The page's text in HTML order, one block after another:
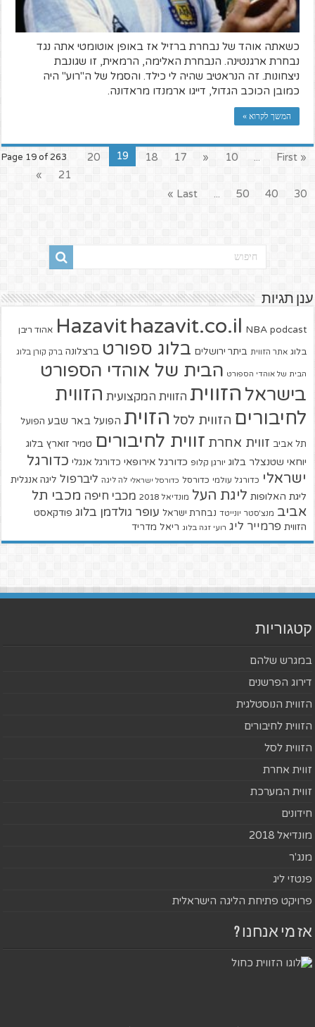
כשאתה אוהד של נבחרת ברזיל אז באופן אוטומטי אתה נגד
נבחרת ארגנטינה. הנבחרת האלימה, הרמאית, זו שגונבת
ניצחונות. זה הנראטיב שהיה לי כילד. והסמל של ה"רוע" היה
כמובן הכוכב הגדול, דייגו ארמנדו מראדונה.
המשך לקרוא »
Page 19 of 263 « First
...
10
«
17
18
19
20
21
»
30
40
50
...
Last »
ענן תגיות
Hazavit hazavit.co.il NBA podcast אהוד ריבן
בלוג אתר הזווית ביתר ירושלים בלוג ספורט ברצלונה ברק קורן בלוג
הבית של אוהדי הספורט הבית של אוהדי הספורט
בישראל הזווית הזווית המקצועית הזווית
לחיבורים הזווית לסל הזוית הפועל באר שבע הפועל
תל אביב זווית אחרת זווית לחיבורים טמיר זוארץ בלוג
יוחאי שטנצלר בלוג יורגן קלופ כדורגל אירופאי כדורגל אנגלי כדורגל
ישראלי כדורגל עולמי כדורסל כדורסל ישראלי לה ליגה ליברפול ליגה אנגלית
ליגת האלופות ליגת העל מונדיאל 2018 מכבי חיפה מכבי תל
אביב מנצ'סטר יונייטד נבחרת ישראל עופר גולדמן בלוג פודקאסט
הזווית פרמייר ליג רועי זגה בלוג ריאל מדריד
קטגוריות
במגרש שלהם
דירוג הפרשנים
הזווית הנוסטלגית
הזווית לחיבורים
הזווית לסל
זווית אחרת
זווית המערכת
חידונים
מונדיאל 2018
מנג'ר
פנטזי ליג
פרויקט פתיחת הליגה הישראלית
אז מי אנחנו ?